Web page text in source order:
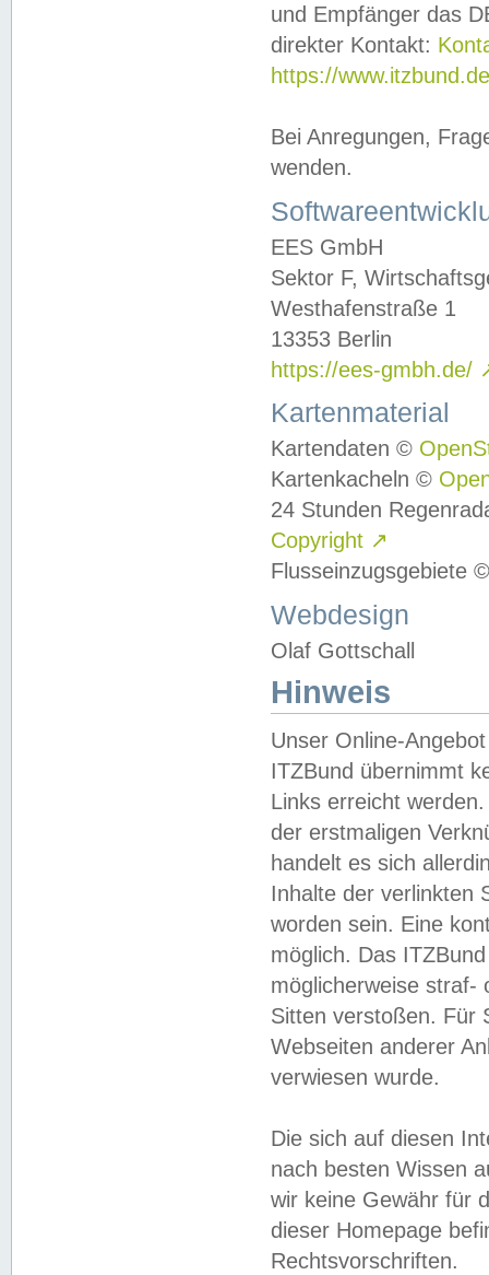
und Empfänger das
direkter Kontakt:
https://
Bei Anregungen,
wenden.
EES GmbH
Sektor F,
Westhafenstraße 1
13353 Berlin
https://ees-gmbh.de/
Kartenmaterial
Kartendaten ©
Kartenkacheln ©
24 Stunden
Copyright ↗
Flusseinzugsgebiete
Webdesign
Olaf Gottschall
Hinweis
Unser Online-
ITZBund übernimmt
Links erreicht
der erstmaligen
handelt es sich
Inhalte der verlinkten
worden sein. Eine
möglich. Das
möglicherweise straf-
Sitten verstoßen. Für
Webseiten anderer
verwiesen wurde.
Die sich auf diesen
nach besten Wissen
wir keine Gewähr für
dieser Homepage
Rechtsvorschriften.